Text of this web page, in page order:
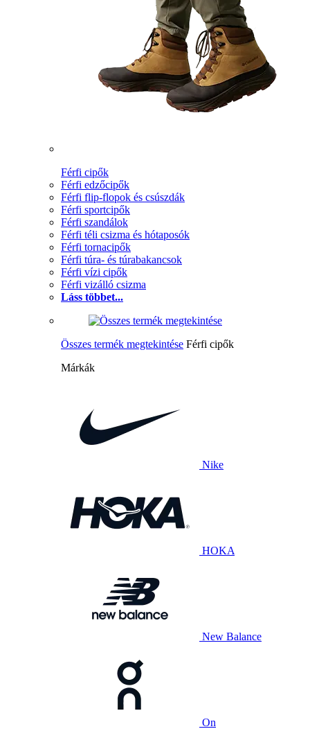
Férfi cipők
Férfi edzőcipők
Férfi flip-flopok és csúszdák
Férfi sportcipők
Férfi szandálok
Férfi téli csizma és hótaposók
Férfi tornacipők
Férfi túra- és túrabakancsok
Férfi vízi cipők
Férfi vizálló csizma
Láss többet...
Összes termék megtekintése Férfi cipők
Márkák
Nike
HOKA
New Balance
On